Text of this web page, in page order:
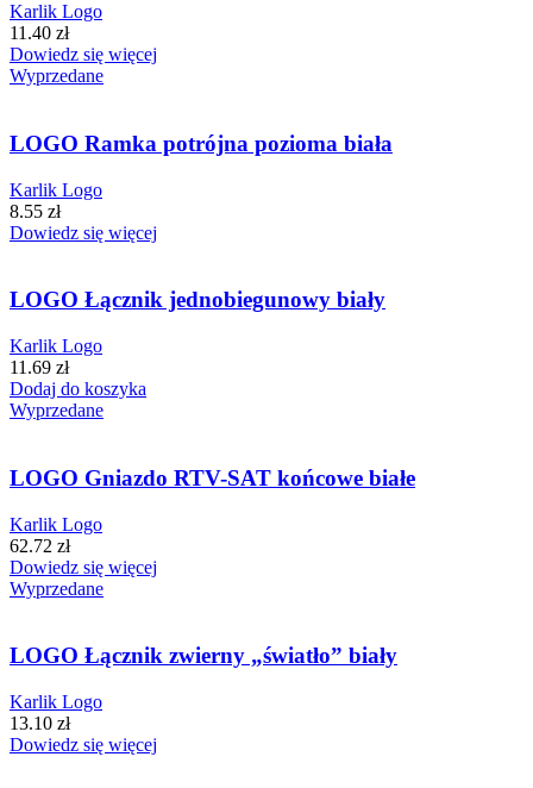
Karlik Logo
11.40 zł
Dowiedz się więcej
Wyprzedane
LOGO Ramka potrójna pozioma biała
Karlik Logo
8.55 zł
Dowiedz się więcej
LOGO Łącznik jednobiegunowy biały
Karlik Logo
11.69 zł
Dodaj do koszyka
Wyprzedane
LOGO Gniazdo RTV-SAT końcowe białe
Karlik Logo
62.72 zł
Dowiedz się więcej
Wyprzedane
LOGO Łącznik zwierny „światło” biały
Karlik Logo
13.10 zł
Dowiedz się więcej